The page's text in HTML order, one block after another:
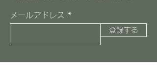
メールアドレス
登録する